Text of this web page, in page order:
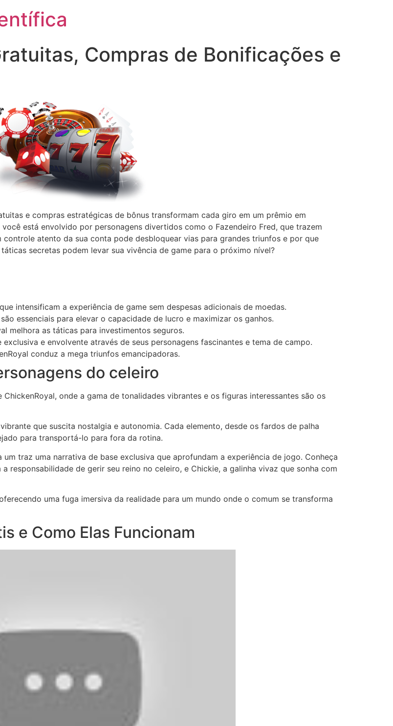
Compras de Bonificações e
e compras estratégicas de bônus transformam cada giro em um prêmio em
está envolvido por personagens divertidos como o Fazendeiro Fred, que trazem
atento da sua conta pode desbloquear vias para grandes triunfos e por que
secretas podem levar sua vivência de game para o próximo nível?
intensificam a experiência de game sem despesas adicionais de moedas.
essenciais para elevar o capacidade de lucro e maximizar os ganhos.
melhora as táticas para investimentos seguros.
e envolvente através de seus personagens fascinantes e tema de campo.
conduz a mega triunfos emancipadoras.
do celeiro
onde a gama de tonalidades vibrantes e os figuras interessantes são os
que suscita nostalgia e autonomia. Cada elemento, desde os fardos de palha
para transportá-lo para fora da rotina.
traz uma narrativa de base exclusiva que aprofundam a experiência de jogo. Conheça
responsabilidade de gerir seu reino no celeiro, e Chickie, a galinha vivaz que sonha com
uma fuga imersiva da realidade para um mundo onde o comum se transforma
e Como Elas Funcionam